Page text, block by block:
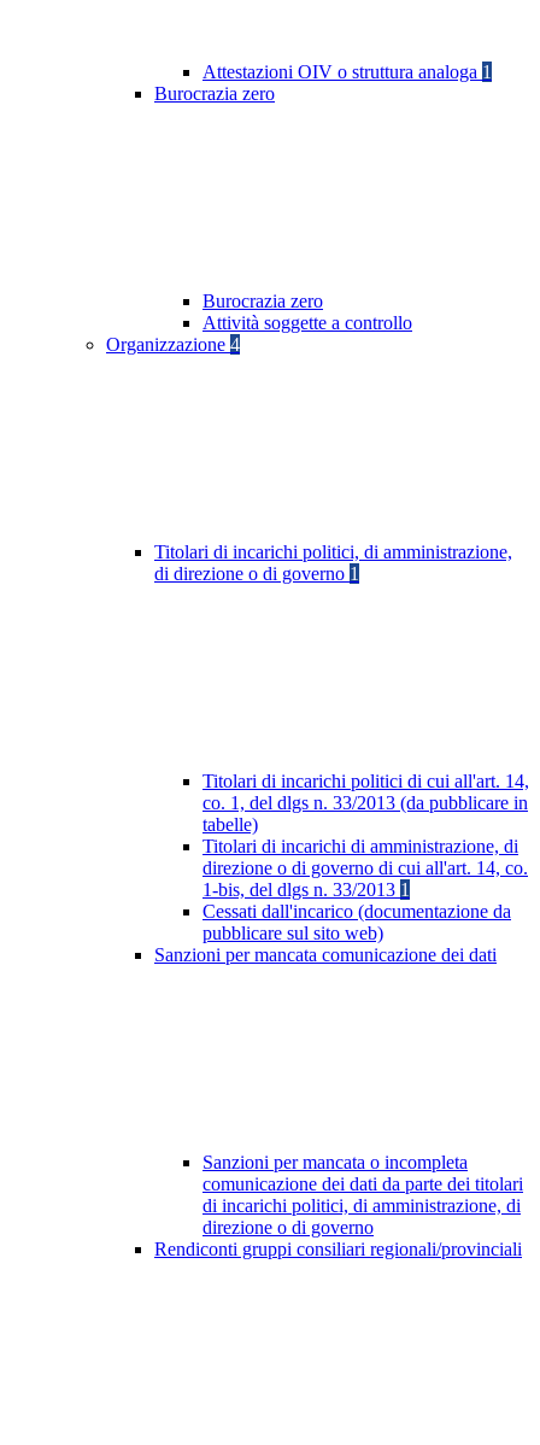
Attestazioni OIV o struttura analoga 1
Burocrazia zero
Burocrazia zero
Attività soggette a controllo
Organizzazione 4
Titolari di incarichi politici, di amministrazione,
di direzione o di governo 1
Titolari di incarichi politici di cui all'art. 14,
co. 1, del dlgs n. 33/2013 (da pubblicare in
tabelle)
Titolari di incarichi di amministrazione, di
direzione o di governo di cui all'art. 14, co.
1-bis, del dlgs n. 33/2013 1
Cessati dall'incarico (documentazione da
pubblicare sul sito web)
Sanzioni per mancata comunicazione dei dati
Sanzioni per mancata o incompleta
comunicazione dei dati da parte dei titolari
di incarichi politici, di amministrazione, di
direzione o di governo
Rendiconti gruppi consiliari regionali/provinciali